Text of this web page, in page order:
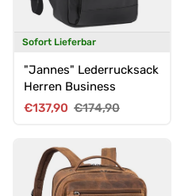
Sofort Lieferbar
"Jannes" Lederrucksack
Herren Business
Verkaufspreis
€137,90 Normaler Preis
€174,90